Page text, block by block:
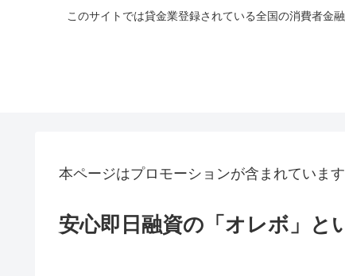
このサイトでは貸金業登録されている全国の消費者金
本ページはプロモーションが含まれています
安心即日融資の「オレボ」と